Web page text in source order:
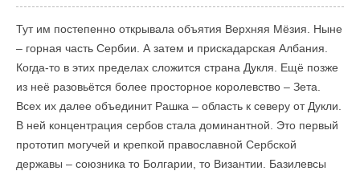
Тут им постепенно открывала объятия Верхняя Мёзия. Ныне
– горная часть Сербии. А затем и прискадарская Албания.
Когда-то в этих пределах сложится страна Дукля. Ещё позже
из неё разовьётся более просторное королевство – Зета.
Всех их далее объединит Рашка – область к северу от Дукли.
В ней концентрация сербов стала доминантной. Это первый
прототип могучей и крепкой православной Сербской
державы – союзника то Болгарии, то Византии. Базилевсы